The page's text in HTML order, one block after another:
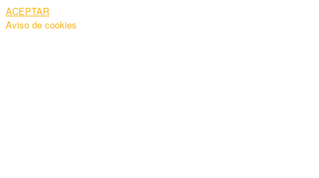
ACEPTAR
Aviso de cookies